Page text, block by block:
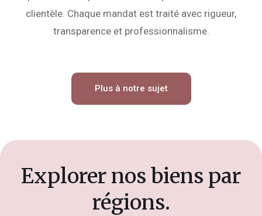
clientèle. Chaque mandat est traité avec rigueur,
transparence et professionnalisme.
Plus à notre sujet
Explorer nos biens par
régions.